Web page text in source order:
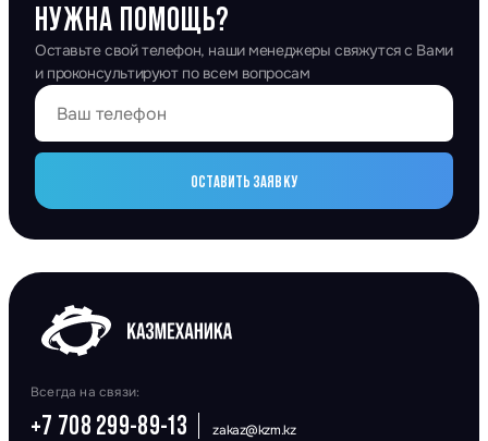
НУЖНА ПОМОЩЬ?
Оставьте свой телефон, наши менеджеры свяжутся с Вами
и проконсультируют по всем вопросам
ОСТАВИТЬ ЗАЯВКУ
Всегда на связи:
+7 708 299-89-13 zakaz@kzm.kz